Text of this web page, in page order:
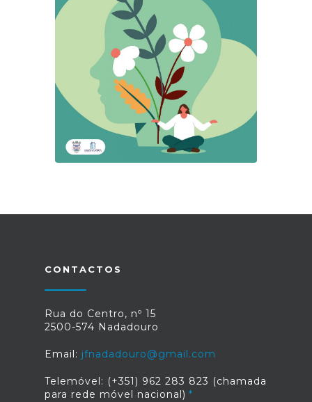
CONTACTOS
Rua do Centro, nº 15
2500-574 Nadadouro
Email: jfnadadouro@gmail.com
Telemóvel: (+351) 962 283 823 (chamada
para rede móvel nacional)